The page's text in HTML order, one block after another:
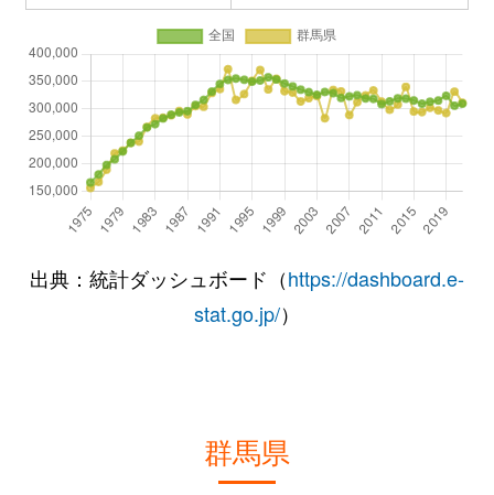
出典：統計ダッシュボード（https://dashboard.e-
stat.go.jp/）
群馬県